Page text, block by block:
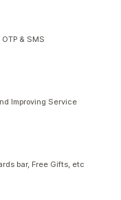
& SMS
Improving Service
bar, Free Gifts, etc